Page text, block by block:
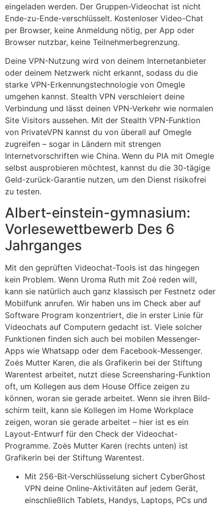
eingeladen werden. Der Gruppen-Videochat ist nicht
Ende-zu-Ende-verschlüsselt. Kostenloser Video-Chat
per Browser, keine Anmeldung nötig, per App oder
Browser nutzbar, keine Teilnehmerbegrenzung.
Deine VPN-Nutzung wird von deinem Internetanbieter
oder deinem Netzwerk nicht erkannt, sodass du die
starke VPN-Erkennungstechnologie von Omegle
umgehen kannst. Stealth VPN verschleiert deine
Verbindung und lässt deinen VPN-Verkehr wie normalen
Site Visitors aussehen. Mit der Stealth VPN-Funktion
von PrivateVPN kannst du von überall auf Omegle
zugreifen – sogar in Ländern mit strengen
Internetvorschriften wie China. Wenn du PIA mit Omegle
selbst ausprobieren möchtest, kannst du die 30-tägige
Geld-zurück-Garantie nutzen, um den Dienst risikofrei
zu testen.
Albert-einstein-gymnasium:
Vorlesewettbewerb Des 6
Jahrganges
Mit den geprüften Video­chat-Tools ist das hingegen
kein Problem. Wenn Uroma Ruth mit Zoė reden will,
kann sie natürlich auch ganz klassisch per Fest­netz oder
Mobil­funk anrufen. Wir haben uns im Check aber auf
Software Program konzentriert, die in erster Linie für
Video­chats auf Computern gedacht ist. Viele solcher
Funk­tionen finden sich auch bei mobilen Messenger-
Apps wie Whats­app oder dem Facebook-Messenger.
Zoės Mutter Karen, die als Grafikerin bei der Stiftung
Warentest arbeitet, nutzt diese Screens­haring-Funk­tion
oft, um Kollegen aus dem House Office zeigen zu
können, woran sie gerade arbeitet. Wenn sie ihren Bild­
schirm teilt, kann sie Kollegen im Home Workplace
zeigen, woran sie gerade arbeitet – hier ist es ein
Layout-Entwurf für den Check der Video­chat-
Programme. Zoės Mutter Karen (rechts unten) ist
Grafikerin bei der Stiftung Warentest.
Mit 256-Bit-Verschlüsselung sichert CyberGhost
VPN deine Online-Aktivitäten auf jedem Gerät,
einschließlich Tablets, Handys, Laptops, PCs und